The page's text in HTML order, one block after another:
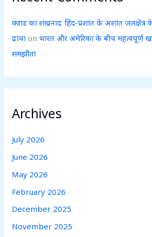
क्वाड का शंखनाद: हिंद-प्रशांत के अशांत जलक्षेत्र
ढांचा onभारत और अमेरिका के बीच महत्वपूर्ण
समझौता
Archives
July 2026
June 2026
May 2026
February 2026
December 2025
November 2025